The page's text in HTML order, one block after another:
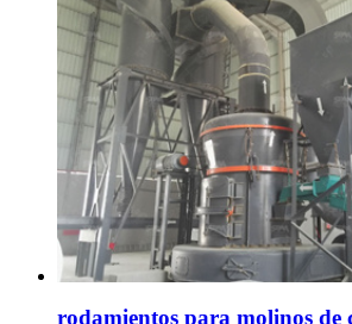
rodamientos para molinos de